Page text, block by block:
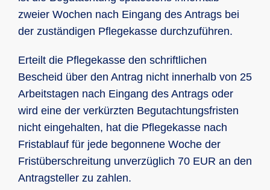
zweier Wochen nach Eingang des Antrags bei
der zuständigen Pflegekasse durchzuführen.
Erteilt die Pflegekasse den schriftlichen
Bescheid über den Antrag nicht innerhalb von 25
Arbeitstagen nach Eingang des Antrags oder
wird eine der verkürzten Begutachtungsfristen
nicht eingehalten, hat die Pflegekasse nach
Fristablauf für jede begonnene Woche der
Fristüberschreitung unverzüglich 70 EUR an den
Antragsteller zu zahlen.